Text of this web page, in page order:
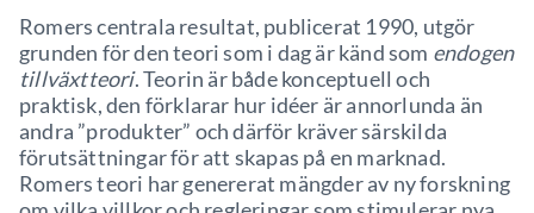
Romers centrala resultat, publicerat 1990, utgör
grunden för den teori som i dag är känd som endogen
tillväxtteori. Teorin är både konceptuell och
praktisk, den förklarar hur idéer är annorlunda än
andra ”produkter” och därför kräver särskilda
förutsättningar för att skapas på en marknad.
Romers teori har genererat mängder av ny forskning